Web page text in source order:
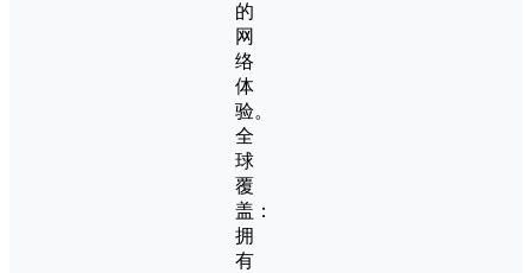
的
网
络
体
验。
全
球
覆
盖：
拥
有